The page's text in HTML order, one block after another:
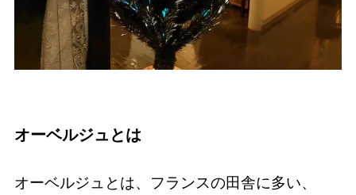
オーベルジュとは
オーベルジュとは、フランスの田舎に多い、